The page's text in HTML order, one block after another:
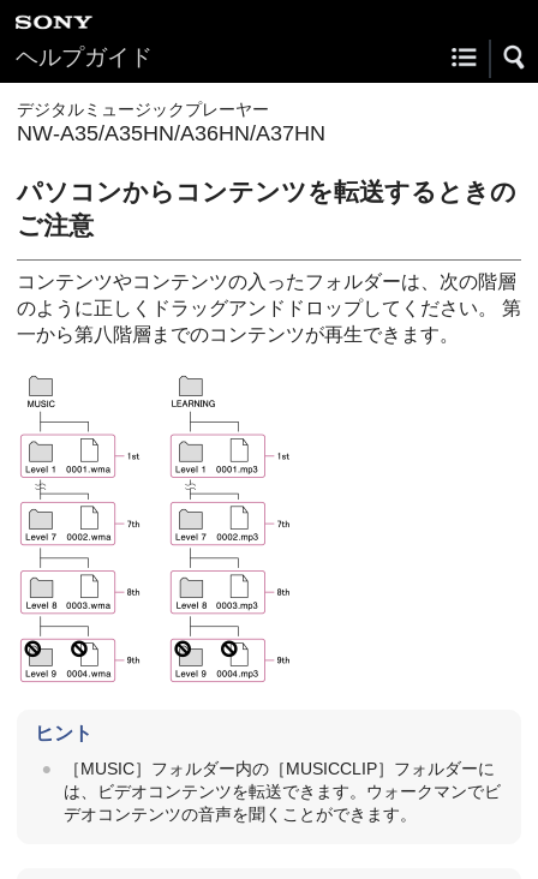
ヘルプガイド
デジタルミュージックプレーヤー
NW-A35/A35HN/A36HN/A37HN
パソコンからコンテンツを転送するときの
ご注意
コンテンツやコンテンツの入ったフォルダーは、次の階層
のように正しくドラッグアンドドロップしてください。 第
一から第八階層までのコンテンツが再生できます。
ヒント
［MUSIC］フォルダー内の［MUSICCLIP］フォルダーに
は、ビデオコンテンツを転送できます。ウォークマンでビ
デオコンテンツの音声を聞くことができます。